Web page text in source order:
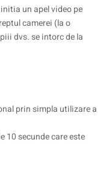
un apel video pe
camerei (la o
dvs. se intorc de la
prin simpla utilizare a
10 secunde care este